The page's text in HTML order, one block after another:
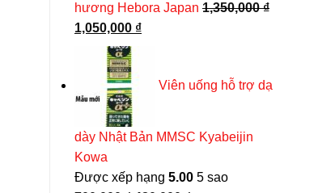
hương Hebora Japan 1,350,000₫
Giá
1,350,000 ₫.
1,050,000 ₫Giá
Viên uống hỗ trợ dạ
dày Nhật Bản MMSC Kyabeijin
Kowa
Được xếp hạng 5.00 5 sao